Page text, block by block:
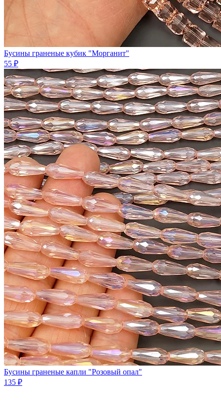
Бусины граненые кубик "Морганит"
55 ₽
Бусины граненые капли "Розовый опал"
135 ₽